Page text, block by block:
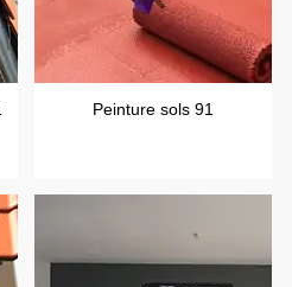
Peinture sols 91